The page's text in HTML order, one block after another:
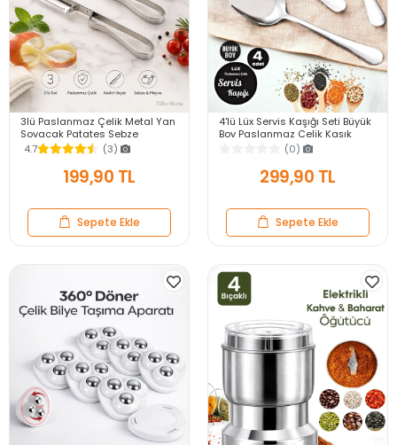
3lü Paslanmaz Çelik Metal Yan
Soyacak Patates Sebze
Salatalık Havuç Soyacağı
Mutfak Soyma Aparatı
4.7 (3)
199,90 TL
Sepete Ekle
4'lü Lüx Servis Kaşığı Seti Büyük
Boy Paslanmaz Çelik Kaşık
Salata Yemek Mutfak Kaşığı
(0)
299,90 TL
Sepete Ekle